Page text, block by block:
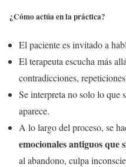
¿Cómo actúa en la práctica?
El paciente es invitado a
El terapeuta escucha más
contradicciones,
Se interpreta no solo lo que
aparece.
A lo largo del proceso, se
emocionales antiguos que
al abandono, culpa